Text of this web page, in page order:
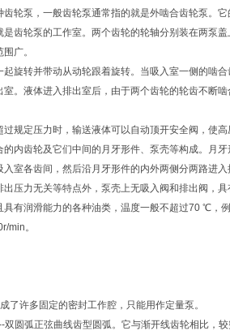
轮泵，一般齿轮泵通常指的就是外啮合齿轮泵。
齿轮泵的工作室。两个齿轮的轮轴分别装在两泵
广。
旋转并带动从动轮跟着旋转。当吸入室一侧的啮
。液体进入排出室后，由于两个齿轮的轮齿不断
规定压力时，输送液体可以自动顶开安全阀，使高
内齿轮及它们中间的月牙形件、泵壳等构成。月
室各齿间，然后沿月牙形件的内外两侧分两路进
压力无关等特点外，泵壳上无吸入阀和排出阀，
具有润滑能力的各种油类，温度一般不超过70 ℃
min。
了许多固定的密封工作腔，只能用作定量泵。
圆弧正弦曲线齿型圆弧。它与渐开线齿轮相比，